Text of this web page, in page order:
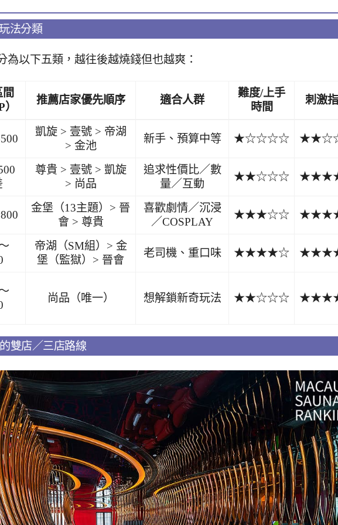
法分類
為以下五類，越往後越燒錢但也越爽：
推薦店家優先順序 適合人群
難度/上手
時間
刺激
凱旋 > 壹號 > 帝湖
> 金池
新手、預算中等 ★☆☆☆☆
尊貴 > 壹號 > 凱旋
> 尚品
追求性價比／數
量／互動
★★☆☆☆
金堡（13主題）> 晉
會 > 尊貴
喜歡劇情／沉浸
／COSPLAY
★★★☆☆
帝湖（SM組）> 金
堡（監獄）> 晉會
老司機、重口味 ★★★★☆
尚品（唯一） 想解鎖新奇玩法 ★★☆☆☆
雙店／三店路線